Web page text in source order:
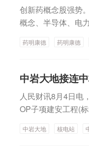
明棠担任普通合伙
砺思星瀚基金经营
资相关的活动，实
下游协同机会，提
创新药概念股强势
概念、半导体、电
直线拉升并涨停，
布2026年半年报，
首次在上半年突破
0股派发现金红利
公告显示，得益于
执行能力，公司全
药明康德 药明康德
中岩大地接连
人民财讯8月4日电
OP子项建安工程(
中岩大地 核电站